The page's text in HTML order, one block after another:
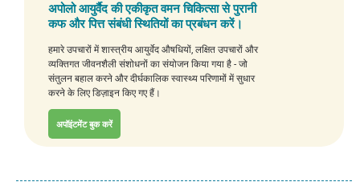
अपोलो आयुर्वैद की एकीकृत वमन चिकित्सा से पुरानी
कफ और पित्त संबंधी स्थितियों का प्रबंधन करें।
हमारे उपचारों में शास्त्रीय आयुर्वेद औषधियों, लक्षित उपचारों और
व्यक्तिगत जीवनशैली संशोधनों का संयोजन किया गया है - जो
संतुलन बहाल करने और दीर्घकालिक स्वास्थ्य परिणामों में सुधार
करने के लिए डिज़ाइन किए गए हैं।
अपॉइंटमेंट बुक करें